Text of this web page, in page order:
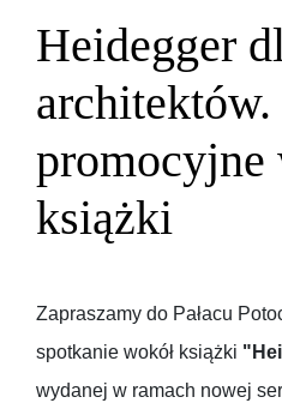
Heidegger
promocyjne
książki
Zapraszamy do Pałacu
spotkanie wokół książki
wydanej w ramach nowej